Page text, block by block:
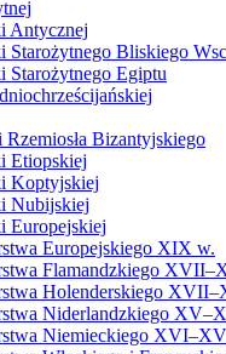
Antycznej
Starożytnego Bliskiego
Starożytnego Egiptu
Bizantyjskiego
Etiopskiej
Koptyjskiej
Nubijskiej
Europejskiej
Europejskiego XIX w.
Flamandzkiego
Holenderskiego
Niderlandzkiego
Niemieckiego